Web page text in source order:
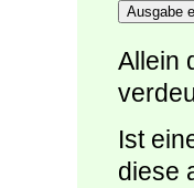
Ausgabe
Allein
Ist
diese